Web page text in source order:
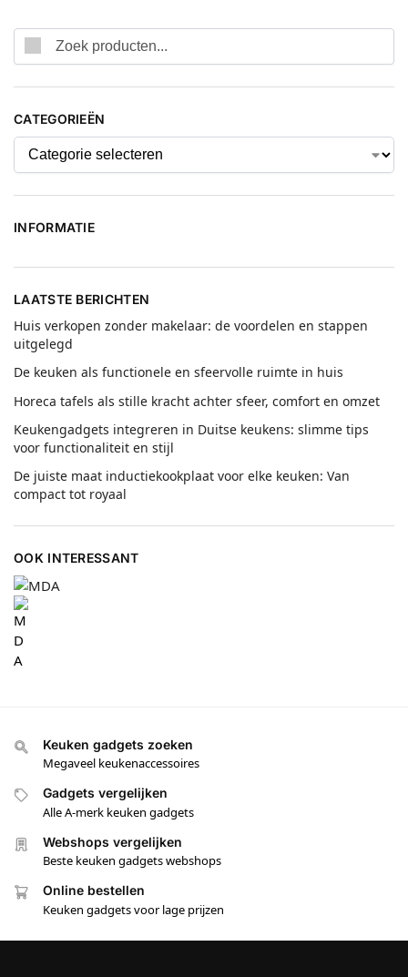
CATEGORIEËN
INFORMATIE
LAATSTE BERICHTEN
Huis verkopen zonder makelaar: de voordelen en stappen
uitgelegd
De keuken als functionele en sfeervolle ruimte in huis
Horeca tafels als stille kracht achter sfeer, comfort en omzet
Keukengadgets integreren in Duitse keukens: slimme tips
voor functionaliteit en stijl
De juiste maat inductiekookplaat voor elke keuken: Van
compact tot royaal
OOK INTERESSANT
Keuken gadgets zoeken
Megaveel keukenaccessoires
Gadgets vergelijken
Alle A-merk keuken gadgets
Webshops vergelijken
Beste keuken gadgets webshops
Online bestellen
Keuken gadgets voor lage prijzen